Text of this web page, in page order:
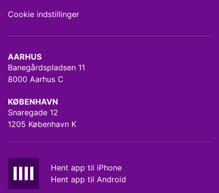
AARHUS
Banegårdspladsen 11
8000 Aarhus C
KØBENHAVN
Snaregade 12
1205 København K
Hent app til iPhone
Hent app til Android
Cookie indstillinger